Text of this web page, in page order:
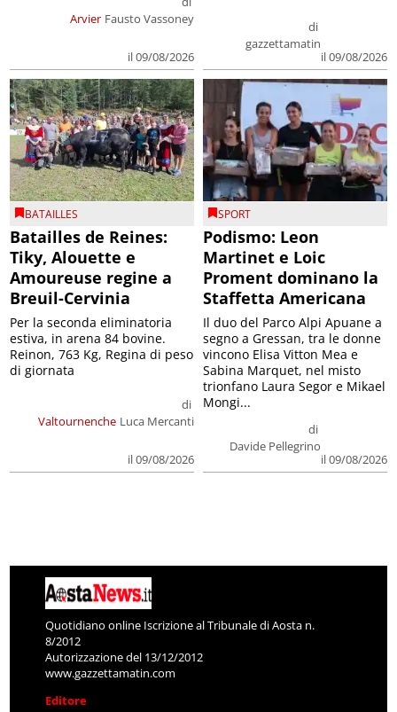
Arvier Fausto Vassoney
il 09/08/2026
di
gazzettamatin
il 09/08/2026
BATAILLES
Batailles de Reines:
Tiky, Alouette e
Amoureuse regine a
Breuil-Cervinia
Valtournenche
di
Luca Mercanti
il 09/08/2026
Per la seconda eliminatoria
estiva, in arena 84 bovine.
Reinon, 763 Kg, Regina di peso
di giornata
SPORT
Podismo: Leon
Martinet e Loic
Proment dominano la
Staffetta Americana
di
Davide Pellegrino
il 09/08/2026
Il duo del Parco Alpi Apuane a
segno a Gressan, tra le donne
vincono Elisa Vitton Mea e
Sabina Marquet, nel misto
trionfano Laura Segor e Mikael
Mongi...
Quotidiano online Iscrizione al Tribunale di Aosta n.
8/2012
Autorizzazione del 13/12/2012
www.gazzettamatin.com
Editore